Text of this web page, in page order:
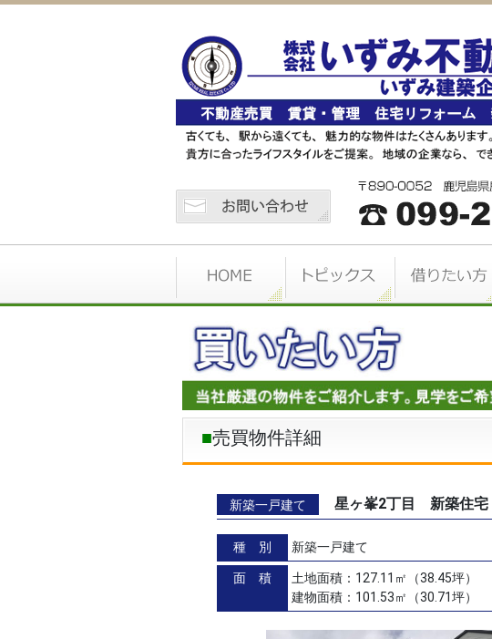
売買物件詳細
新築一戸建て 星ヶ峯2丁目 新築住宅
種 別 新築一戸建て
面 積
土地面積：127.11㎡（38.45坪）
建物面積：101.53㎡（30.71坪）